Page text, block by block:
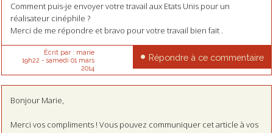
Comment puis-je envoyer votre travail aux Etats Unis pour un
réalisateur cinéphile ?
Merci de me répondre et bravo pour votre travail bien fait .
Écrit par : marie
19h22 - samedi 01 mars
2014
Répondre à ce commentaire
Bonjour Marie,
Merci vos compliments ! Vous pouvez communiquer cet article à vos